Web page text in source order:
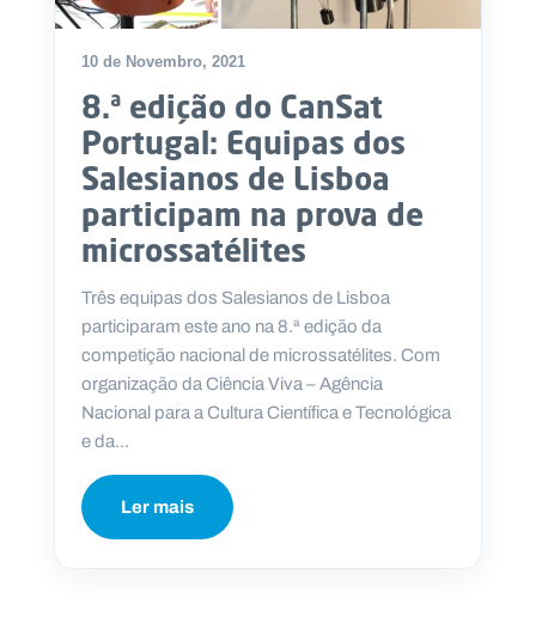
10 de Novembro, 2021
8.ª edição do CanSat
Portugal: Equipas dos
Salesianos de Lisboa
participam na prova de
microssatélites
Três equipas dos Salesianos de Lisboa
participaram este ano na 8.ª edição da
competição nacional de microssatélites. Com
organização da Ciência Viva – Agência
Nacional para a Cultura Científica e Tecnológica
e da...
Ler mais
O
R
T
A
N
A
C
I
A
S
a
l
e
s
i
o
p